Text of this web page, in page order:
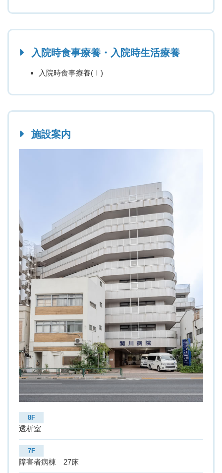
入院時食事療養・入院時生活療養
入院時食事療養(Ⅰ)
施設案内
8F
透析室
7F
障害者病棟 27床